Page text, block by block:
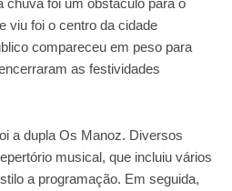
viu foi o centro da cidade
compareceu em peso para
as festividades
a dupla Os Manoz. Diversos
musical, que incluiu vários
a programação. Em seguida,